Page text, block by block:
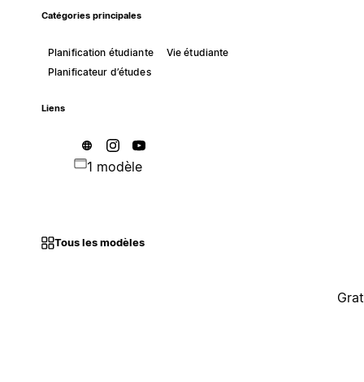
Catégories principales
Planification étudiante
Vie étudiante
Planificateur d’études
Liens
1 modèle
Tous les modèles